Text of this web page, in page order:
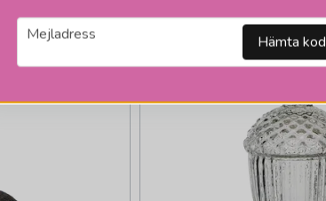
email
Mejladress Hämta kod